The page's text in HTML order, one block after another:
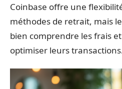
Coinbase offre une
méthodes de retrait, mais
bien comprendre les frais
optimiser leurs